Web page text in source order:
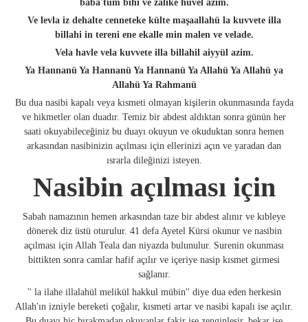
baba'tüm bihi ve zalike hüvel azim.
Ve levla iz dehalte cenneteke külte maşaallahü la kuvvete illa
billahi in tereni ene ekalle min malen ve velade.
Vela havle vela kuvvete illa billahil aiyyül azim.
Ya Hannanü Ya Hannanü Ya Hannanü Ya Allahü Ya Allahü ya
Allahü Ya Rahmanü
Bu dua nasibi kapalı veya kısmeti olmayan kişilerin okunmasında fayda
ve hikmetler olan duadır. Temiz bir abdest aldıktan sonra günün her
saati okuyabileceğiniz bu duayı okuyun ve okuduktan sonra hemen
arkasından nasibinizin açılması için ellerinizi açın ve yaradan dan
ısrarla dileğinizi isteyen.
Nasibin açılması için
Sabah namazının hemen arkasından taze bir abdest alınır ve kıbleye
dönerek diz üstü oturulur. 41 defa Ayetel Kürsi okunur ve nasibin
açılması için Allah Teala dan niyazda bulunulur. Surenin okunması
bittikten sonra camlar hafif açılır ve içeriye nasip kısmet girmesi
sağlanır.
'' la ilahe illalahül melikül hakkul mübin'' diye dua eden herkesin
Allah'ın izniyle bereketi çoğalır, kısmeti artar ve nasibi kapalı ise açılır.